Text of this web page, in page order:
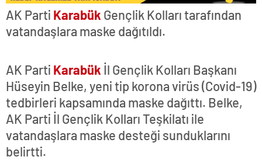
AK Parti Karabük Gençlik Kolları tarafından
vatandaşlara maske dağıtıldı.
AK Parti Karabük İl Gençlik Kolları Başkanı
Hüseyin Belke, yeni tip korona virüs (Covid-19)
tedbirleri kapsamında maske dağıttı. Belke,
AK Parti İl Gençlik Kolları Teşkilatı ile
vatandaşlara maske desteği sunduklarını
belirtti.